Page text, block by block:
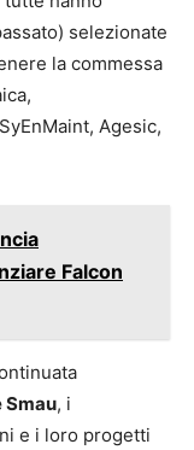
selezionate
la commessa
Agesic,
Falcon
Smau, i
e i loro progetti